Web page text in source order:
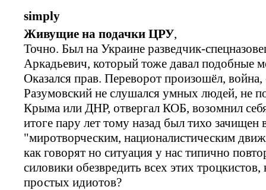
simply
Живущие на подачки ЦРУ,
Точно. Был на Украине разведчик-
Аркадьевич, который тоже давал
Оказался прав. Переворот произошёл,
Разумовский не слушался умных людей, не
Крыма или ДНР, отвергал КОБ, возомнил
итоге пару лет тому назад был тихо зачищен
"миротворческим, националистическим
как говорят но ситуация у нас типично
силовики обезвредить всех этих
простых идиотов?